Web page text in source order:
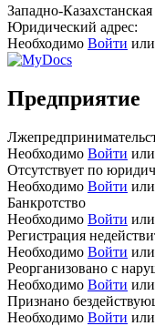
Западно-
Юридический адрес:
Необходимо Войти или
Предприятие
Необходимо Войти или
Отсутствует по
Необходимо Войти или
Банкротство
Необходимо Войти или
Регистрация
Необходимо Войти или
Реорганизовано с
Необходимо Войти или
Признано
Необходимо Войти или